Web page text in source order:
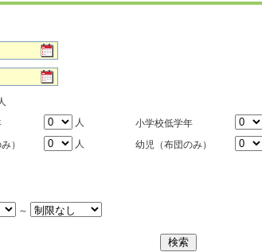
人 小学校低学年
）
人 幼児（布団のみ）
～